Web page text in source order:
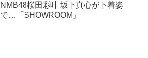
NMB48桜田彩叶 坂下真心が下着姿
で…「SHOWROOM」